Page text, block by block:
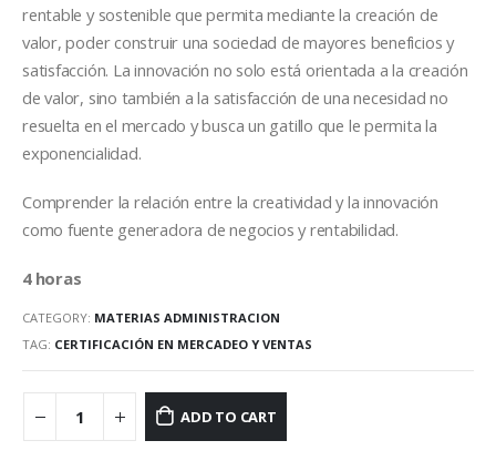
rentable y sostenible que permita mediante la creación de
valor, poder construir una sociedad de mayores beneficios y
satisfacción. La innovación no solo está orientada a la creación
de valor, sino también a la satisfacción de una necesidad no
resuelta en el mercado y busca un gatillo que le permita la
exponencialidad.
Comprender la relación entre la creatividad y la innovación
como fuente generadora de negocios y rentabilidad.
4 horas
CATEGORY: MATERIAS ADMINISTRACION
TAG: CERTIFICACIÓN EN MERCADEO Y VENTAS
ADD TO CART